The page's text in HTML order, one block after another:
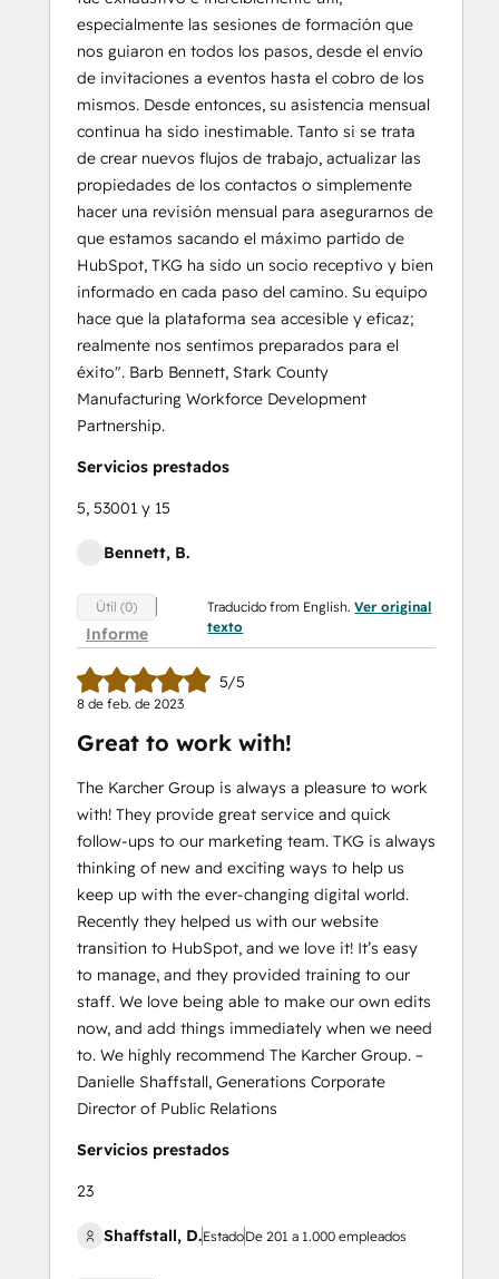
especialmente las sesiones de formación que
nos guiaron en todos los pasos, desde el envío
de invitaciones a eventos hasta el cobro de los
mismos. Desde entonces, su asistencia mensual
continua ha sido inestimable. Tanto si se trata
de crear nuevos flujos de trabajo, actualizar las
propiedades de los contactos o simplemente
hacer una revisión mensual para asegurarnos de
que estamos sacando el máximo partido de
HubSpot, TKG ha sido un socio receptivo y bien
informado en cada paso del camino. Su equipo
hace que la plataforma sea accesible y eficaz;
realmente nos sentimos preparados para el
éxito". Barb Bennett, Stark County
Manufacturing Workforce Development
Partnership.
Servicios prestados
5, 53001 y 15
Bennett, B.
Útil (0)
Informe
Traducido from English.Ver original
texto
5/5
8 de feb. de 2023
Great to work with!
The Karcher Group is always a pleasure to work
with! They provide great service and quick
follow-ups to our marketing team. TKG is always
thinking of new and exciting ways to help us
keep up with the ever-changing digital world.
Recently they helped us with our website
transition to HubSpot, and we love it! It’s easy
to manage, and they provided training to our
staff. We love being able to make our own edits
now, and add things immediately when we need
to. We highly recommend The Karcher Group. –
Danielle Shaffstall, Generations Corporate
Director of Public Relations
Servicios prestados
23
Shaffstall, D.EstadoDe 201 a 1.000 empleados